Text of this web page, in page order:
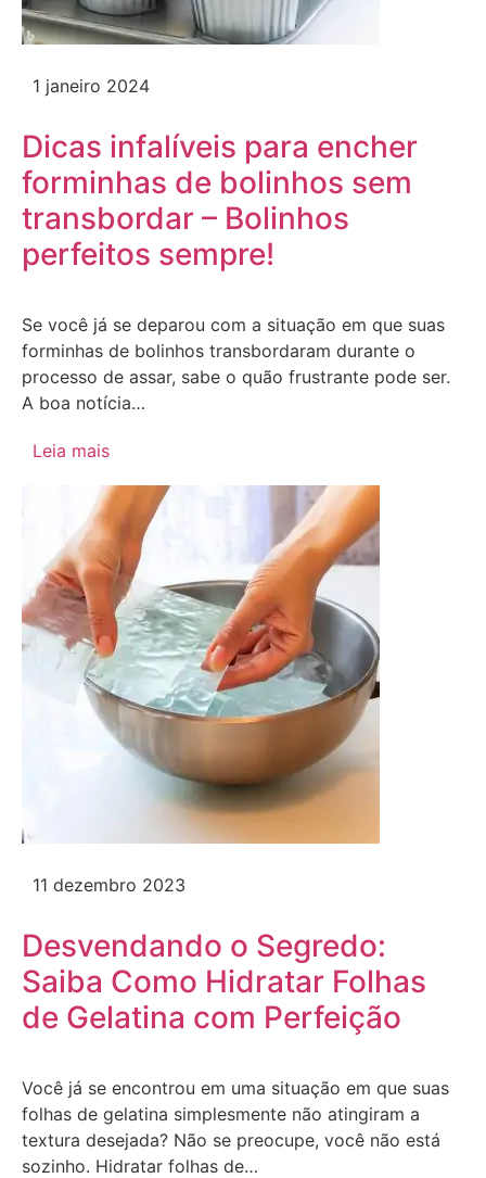
1 janeiro 2024
Dicas infalíveis para encher
forminhas de bolinhos sem
transbordar – Bolinhos
perfeitos sempre!
Se você já se deparou com a situação em que suas
forminhas de bolinhos transbordaram durante o
processo de assar, sabe o quão frustrante pode ser.
A boa notícia…
Leia mais
11 dezembro 2023
Desvendando o Segredo:
Saiba Como Hidratar Folhas
de Gelatina com Perfeição
Você já se encontrou em uma situação em que suas
folhas de gelatina simplesmente não atingiram a
textura desejada? Não se preocupe, você não está
sozinho. Hidratar folhas de…